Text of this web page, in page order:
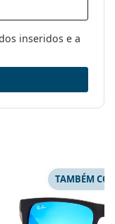
inseridos e a
TAMBÉM